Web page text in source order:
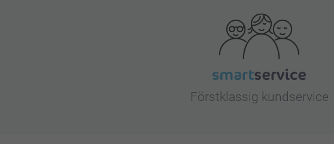
Förstklassig kundservice